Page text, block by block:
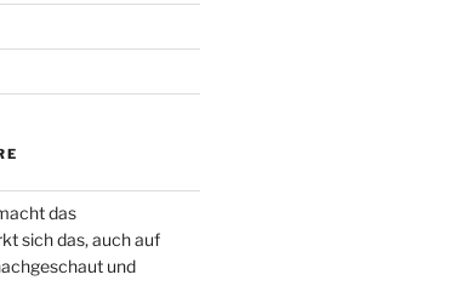
das
sich das, auch auf
und